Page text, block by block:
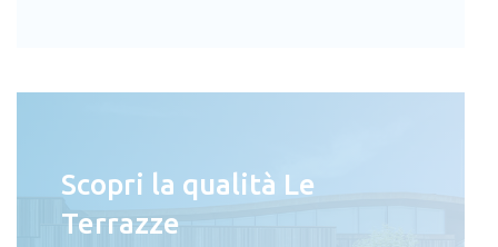
Scopri la qualità Le
Terrazze